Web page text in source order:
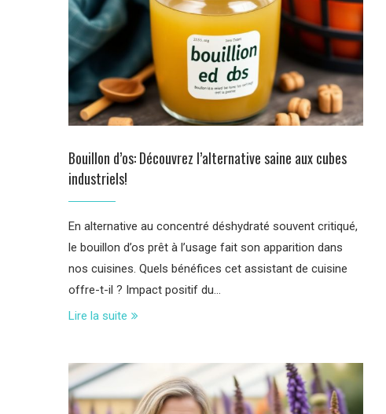
Bouillon d’os: Découvrez l’alternative saine aux cubes
industriels!
En alternative au concentré déshydraté souvent critiqué,
le bouillon d’os prêt à l’usage fait son apparition dans
nos cuisines. Quels bénéfices cet assistant de cuisine
offre-t-il ? Impact positif du…
Lire la suite